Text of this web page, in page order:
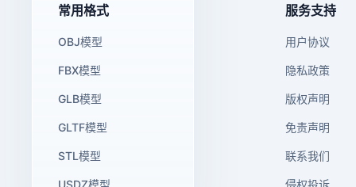
常用格式
OBJ模型
FBX模型
GLB模型
GLTF模型
STL模型
USDZ模型
服务支持
用户协议
隐私政策
版权声明
免责声明
联系我们
侵权投诉